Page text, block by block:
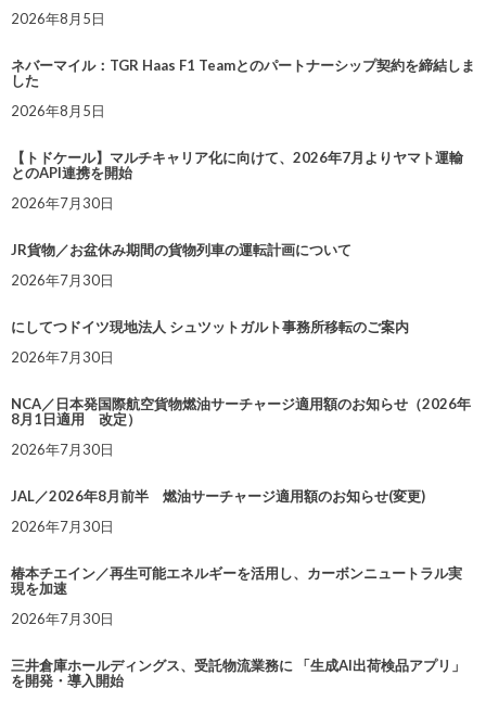
2026年8月5日
ネバーマイル：TGR Haas F1 Teamとのパートナーシップ契約を締結しま
した
2026年8月5日
【トドケール】マルチキャリア化に向けて、2026年7月よりヤマト運輸
とのAPI連携を開始
2026年7月30日
JR貨物／お盆休み期間の貨物列車の運転計画について
2026年7月30日
にしてつドイツ現地法人 シュツットガルト事務所移転のご案内
2026年7月30日
NCA／日本発国際航空貨物燃油サーチャージ適用額のお知らせ（2026年
8月1日適用 改定）
2026年7月30日
JAL／2026年8月前半 燃油サーチャージ適用額のお知らせ(変更)
2026年7月30日
椿本チエイン／再生可能エネルギーを活用し、カーボンニュートラル実
現を加速
2026年7月30日
三井倉庫ホールディングス、受託物流業務に 「生成AI出荷検品アプリ」
を開発・導入開始